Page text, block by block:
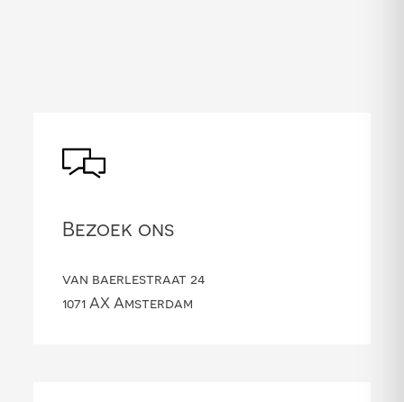
Bezoek ons
van baerlestraat 24
1071 AX Amsterdam